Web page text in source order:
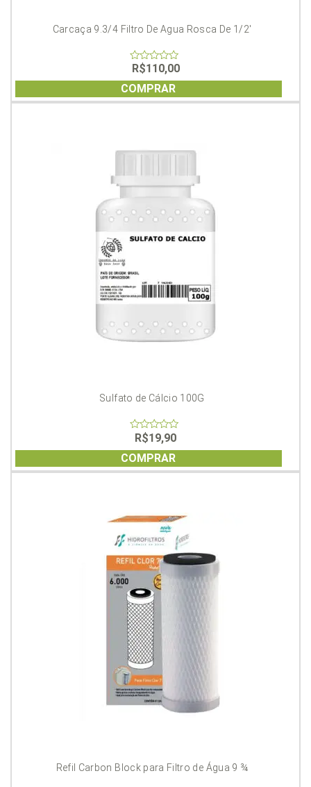
Carcaça 9.3/4 Filtro De Agua Rosca De 1/2′
0
out
of
5
R$110,00
COMPRAR
Sulfato de Cálcio 100G
of
5
R$19,90
COMPRAR
Refil Carbon Block para Filtro de Água 9 ¾